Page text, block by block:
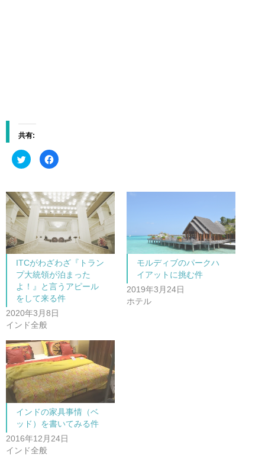
共有:
ク
リ
て
T
w
i
t
r
で
共
有
(
新
し
い
ウ
ン
ド
ウ
開
き
ま
す
)
F
a
o
o
k
で
共
有
す
る
は
ク
リ
ッ
ク
し
て
だ
さ
新
し
い
ウ
ィ
ン
ド
ウ
で
開
き
ま
す
)
ITCがわざわざ『トラン
プ大統領が泊まった
よ！』と言うアピール
をして来る件
2020年3月8日
インド全般
モルディブのパークハ
イアットに挑む件
2019年3月24日
ホテル
インドの家具事情（ベ
ッド）を書いてみる件
2016年12月24日
インド全般